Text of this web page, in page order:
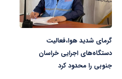
گرمای شدید هوا،فعالیت
دستگاه‌های اجرایی خراسان
جنوبی را محدود کرد